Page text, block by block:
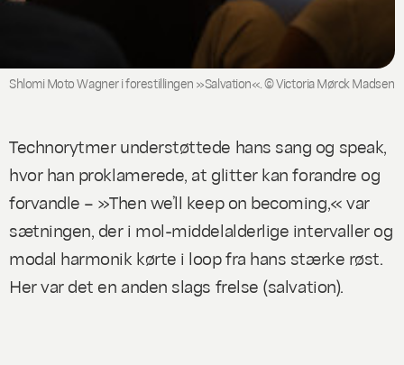
Shlomi Moto Wagner i forestillingen »Salvation«. © Victoria Mørck Madsen
Technorytmer understøttede hans sang og speak,
hvor han proklamerede, at glitter kan forandre og
forvandle – »Then we’ll keep on becoming,« var
sætningen, der i mol-middelalderlige intervaller og
modal harmonik kørte i loop fra hans stærke røst.
Her var det en anden slags frelse (salvation).